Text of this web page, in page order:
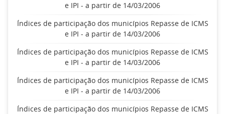
e IPI - a partir de 14/03/2006
Índices de participação dos municípios Repasse de ICMS
e IPI - a partir de 14/03/2006
Índices de participação dos municípios Repasse de ICMS
e IPI - a partir de 14/03/2006
Índices de participação dos municípios Repasse de ICMS
e IPI - a partir de 14/03/2006
Índices de participação dos municípios Repasse de ICMS